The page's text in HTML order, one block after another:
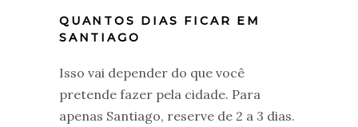
QUANTOS DIAS FICAR EM
SANTIAGO
Isso vai depender do que você
pretende fazer pela cidade. Para
apenas Santiago, reserve de 2 a 3 dias.